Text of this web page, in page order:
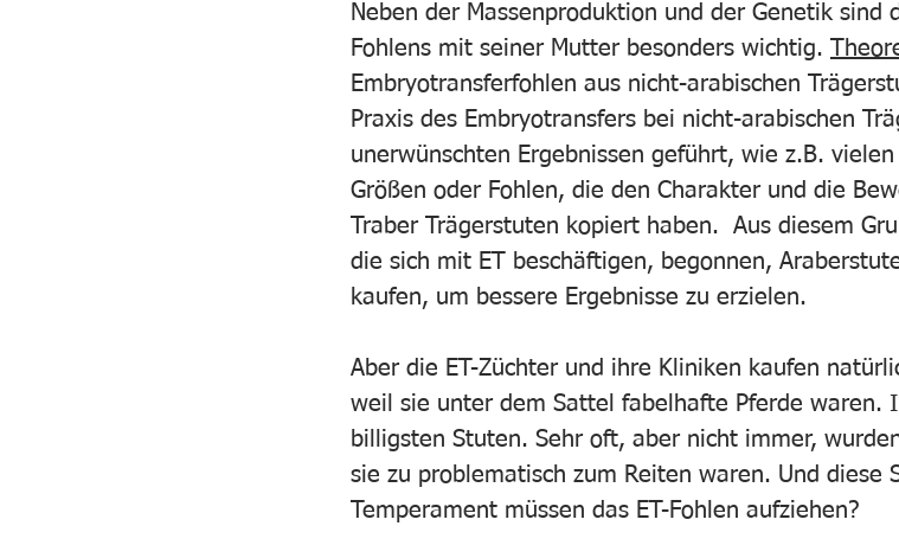
Neben der Massenproduktion und der Genetik sind
Fohlens mit seiner Mutter besonders wichtig.
Embryotransferfohlen aus nicht-arabischen
Praxis des Embryotransfers bei nicht-arabischen
unerwünschten Ergebnissen geführt, wie z.B.
Größen oder Fohlen, die den Charakter und die
Traber Trägerstuten kopiert haben.  Aus diesem
die sich mit ET beschäftigen, begonnen,
kaufen, um bessere Ergebnisse zu erzielen.
Aber die ET-Züchter und ihre Kliniken kaufen
weil sie unter dem Sattel fabelhafte Pferde waren.
billigsten Stuten. Sehr oft, aber nicht immer,
sie zu problematisch zum Reiten waren. Und diese
Temperament müssen das ET-Fohlen aufziehen?